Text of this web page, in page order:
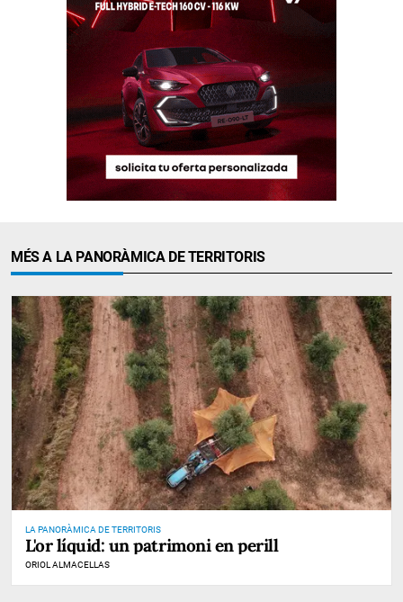
MÉS A LA PANORÀMICA DE TERRITORIS
LA PANORÀMICA DE TERRITORIS
L'or líquid: un patrimoni en perill
ORIOL ALMACELLAS